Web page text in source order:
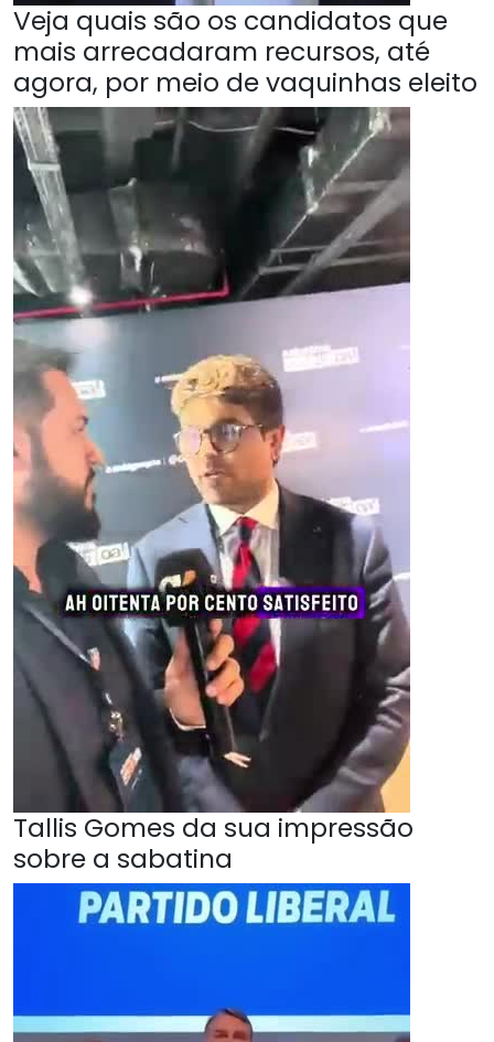
Veja quais são os candidatos que
mais arrecadaram recursos, até
agora, por meio de vaquinhas eleito
Tallis Gomes da sua impressão
sobre a sabatina